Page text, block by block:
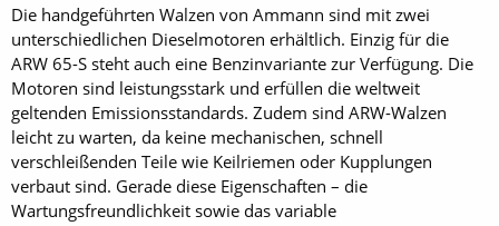
Die handgeführten Walzen von Ammann sind mit zwei
unterschiedlichen Dieselmotoren erhältlich. Einzig für die
ARW 65-S steht auch eine Benzinvariante zur Verfügung. Die
Motoren sind leistungsstark und erfüllen die weltweit
geltenden Emissionsstandards. Zudem sind ARW-Walzen
leicht zu warten, da keine mechanischen, schnell
verschleißenden Teile wie Keilriemen oder Kupplungen
verbaut sind. Gerade diese Eigenschaften – die
Wartungsfreundlichkeit sowie das variable